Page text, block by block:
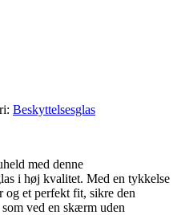
Beskyttelsesglas
med denne
i høj kvalitet. Med en tykkelse
og et perfekt fit, sikre den
ved en skærm uden